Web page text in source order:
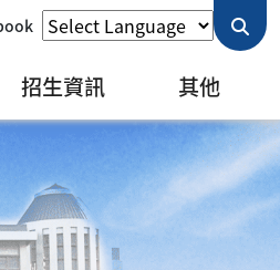
招生資訊 其他